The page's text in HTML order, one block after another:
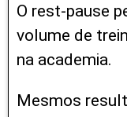
O rest-pause
volume de
na academia.
Mesmos